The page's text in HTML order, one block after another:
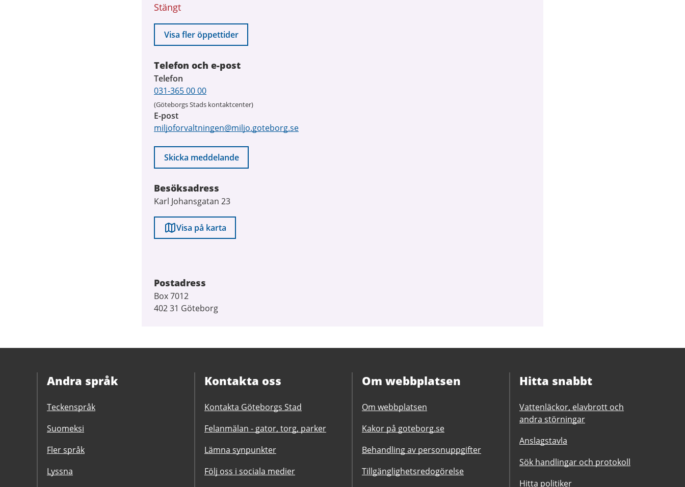
Stängt
Visa fler öppettider
Telefon och e-post
Telefon
031-365 00 00
(Göteborgs Stads kontaktcenter)
E-post
miljoforvaltningen@miljo.goteborg.se
Skicka meddelande
Besöksadress
Karl Johansgatan 23
Visa på karta
Postadress
Box 7012
402 31 Göteborg
Andra språk
Teckenspråk
Suomeksi
Fler språk
Lyssna
Kontakta oss
Kontakta Göteborgs Stad
Felanmälan - gator, torg, parker
Lämna synpunkter
Följ oss i sociala medier
Om webbplatsen
Om webbplatsen
Kakor på goteborg.se
Behandling av personuppgifter
Tillgänglighetsredogörelse
Hitta snabbt
Vattenläckor, elavbrott och
andra störningar
Anslagstavla
Sök handlingar och protokoll
Hitta politiker